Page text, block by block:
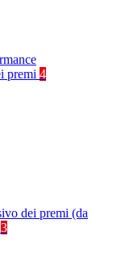
premi 4
dei premi (da
3